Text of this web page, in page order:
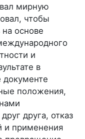
мирную
чтобы
основе
и
в
документе
положения,
друга, отказ
и применения